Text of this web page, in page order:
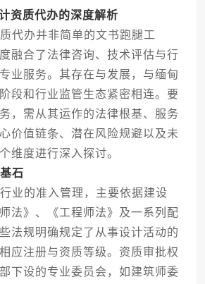
资质代办的深度解析
办并非简单的文书跑腿工
融合了法律咨询、技术评估与行
业服务。其存在与发展，与缅甸
段和行业监管生态紧密相连。要
，需从其运作的法律根基、服务
价值链条、潜在风险规避以及未
维度进行深入探讨。
石
的准入管理，主要依据建设
法》、《工程师法》及一系列配
法规明确规定了从事设计活动的
应注册与资质等级。资质审批权
下设的专业委员会，如建筑师委